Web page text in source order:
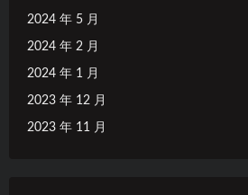
2024 年 5 月
2024 年 2 月
2024 年 1 月
2023 年 12 月
2023 年 11 月